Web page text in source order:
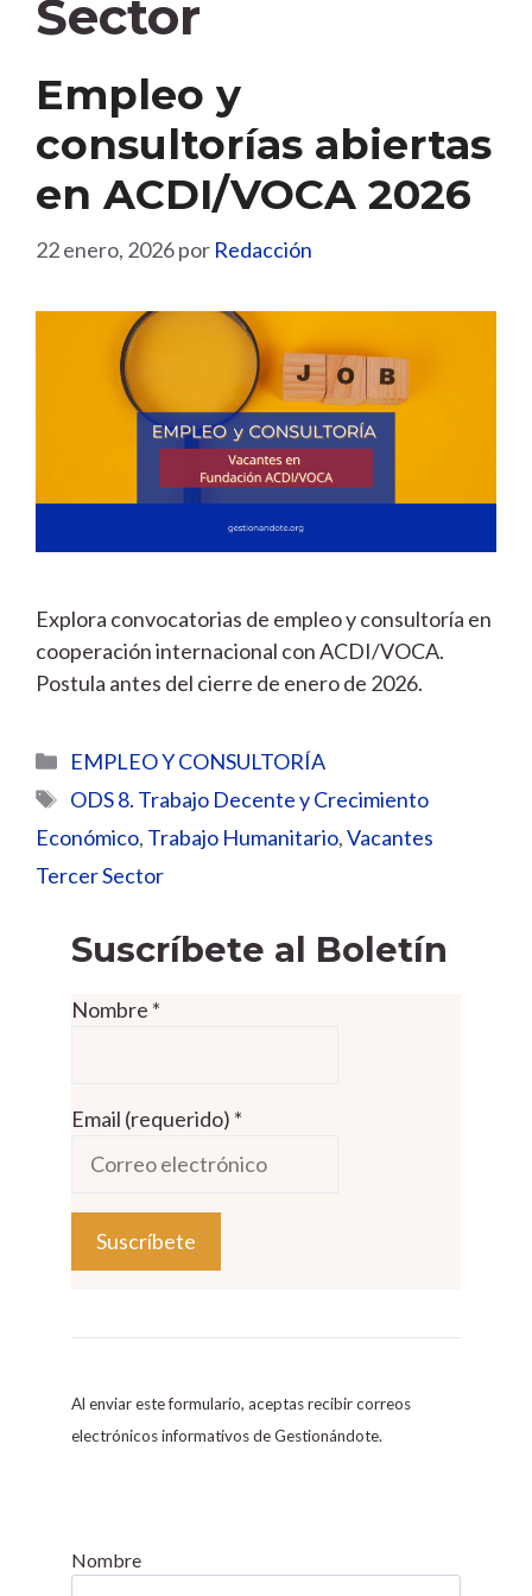
Sector
Empleo y
consultorías abiertas
en ACDI/VOCA 2026
22 enero, 2026por Redacción
Explora convocatorias de empleo y consultoría en
cooperación internacional con ACDI/VOCA.
Postula antes del cierre de enero de 2026.
Categorías
EMPLEO Y CONSULTORÍA
Etiquetas
ODS 8. Trabajo Decente y Crecimiento
Económico, Trabajo Humanitario,Vacantes
Tercer Sector
Suscríbete al Boletín
Nombre *
Email (requerido) *
o
s
t
C
Al enviar este formulario, aceptas recibir correos
electrónicos informativos de Gestionándote.
Nombre